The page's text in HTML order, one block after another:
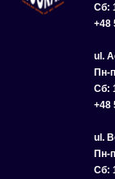
Сб:
+48
ul.
Пн-
Сб:
+48
ul.
Пн-
Сб: